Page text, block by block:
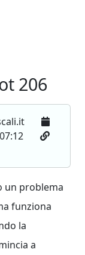
206
un problema
funziona
la
a